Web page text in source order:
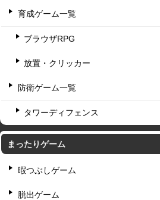
育成ゲーム一覧
ブラウザRPG
放置・クリッカー
防衛ゲーム一覧
タワーディフェンス
まったりゲーム
暇つぶしゲーム
脱出ゲーム